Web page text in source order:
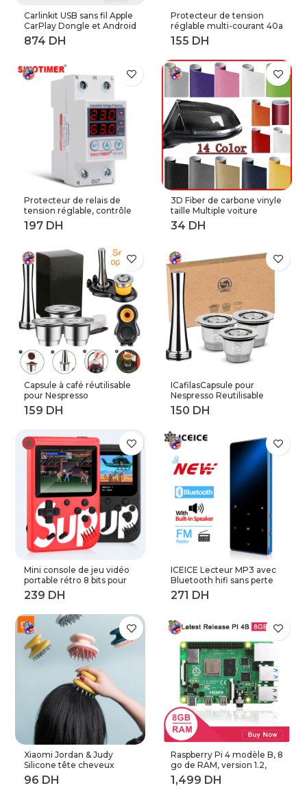
Carlinkit USB sans fil Apple
CarPlay Dongle et Android
Auto pour modifier les
Services de voiture
Protecteur de tension
réglable multi-courant 40a
63a 80a, 230V AC,
récupération automatique
Protection contre les
surtensions à limite
actuelle
Protecteur de relais de
tension réglable, contrôle
de tension contre les
surtensions, 220V, 63a,
Protection contre les
surtensions et les
surintensités, Rail Din
3D Fiber de carbone vinyle
taille Multiple voiture
feuille rouleau Film
autocollant moto
argent décalcomanies
feuille
Capsule à café réutilisable
pour Nespresso
Reutilisable Inox Capsule
rechargeable Crema
rechargeable pour
expresso
ICafilasCapsule pour
Nespresso Reutilisable
Inox 2 en 1 utilisation
Capsule rechargeable
réutilisable filtre à café
rechargeable
Mini console de jeu vidéo
portable rétro 8 bits pour
enfant 3 0 pouces LCD
couleur joueur de jeu avec
ICEICE Lecteur MP3 avec
Bluetooth hifi sans perte
mini lecteur de musique
avec radio fm haut-parleur
baladeur en métal dap
Xiaomi Jordan & Judy
Silicone tête cheveux
peigne de lavage corps
masseur brosse cuir
Raspberry Pi 4 modèle B, 8
go de RAM, version 1.2,
BCM2711 Quad core,
Cortex-A72 ARM v8,